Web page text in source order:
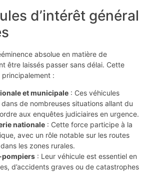
d’intérêt général
absolue en matière de
être laissés passer sans délai. Cette
:
et municipale : Ces véhicules
de nombreuses situations allant du
aux enquêtes judiciaires en urgence.
nationale : Cette force participe à la
avec un rôle notable sur les routes
les zones rurales.
pompiers : Leur véhicule est essentiel en
d’accidents graves ou de catastrophes